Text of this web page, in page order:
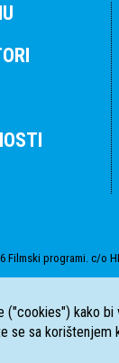
Filmski programi. c/o
("cookies") kako
se sa korištenjem